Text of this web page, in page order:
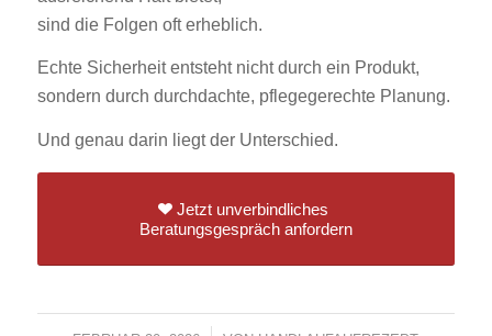
sind die Folgen oft erheblich.
Echte Sicherheit entsteht nicht durch ein Produkt,
sondern durch durchdachte, pflegegerechte Planung.
Und genau darin liegt der Unterschied.
Jetzt unverbindliches
Beratungsgespräch anfordern